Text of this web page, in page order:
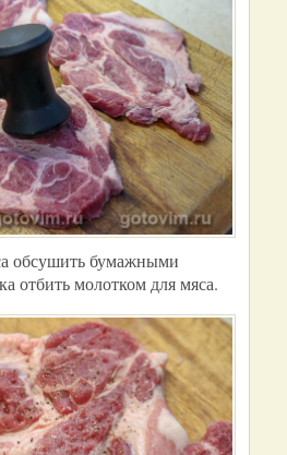
обсушить бумажными
отбить молотком для мяса.